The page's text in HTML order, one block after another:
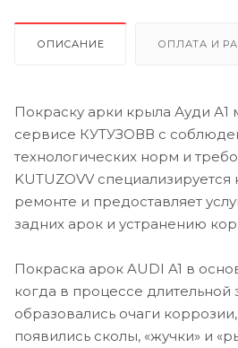
ОПИСАНИЕ ОПЛАТА И
Покраску арки крыла Ауди А1
сервисе КУТУЗОВВ с
технологических норм и
KUTUZOVV специализируется
ремонте и предоставляет
задних арок и устранению
Покраска арок AUDI A1 в
когда в процессе длительной
образовались очаги
появились сколы, «жучки» и